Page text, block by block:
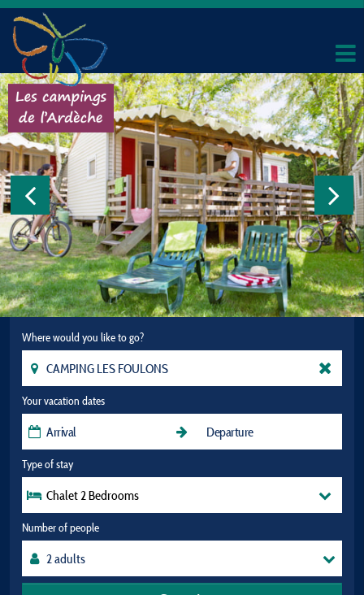
Where would you like to go?
Your vacation dates
Type of stay
Chalet 2 Bedrooms
Number of people